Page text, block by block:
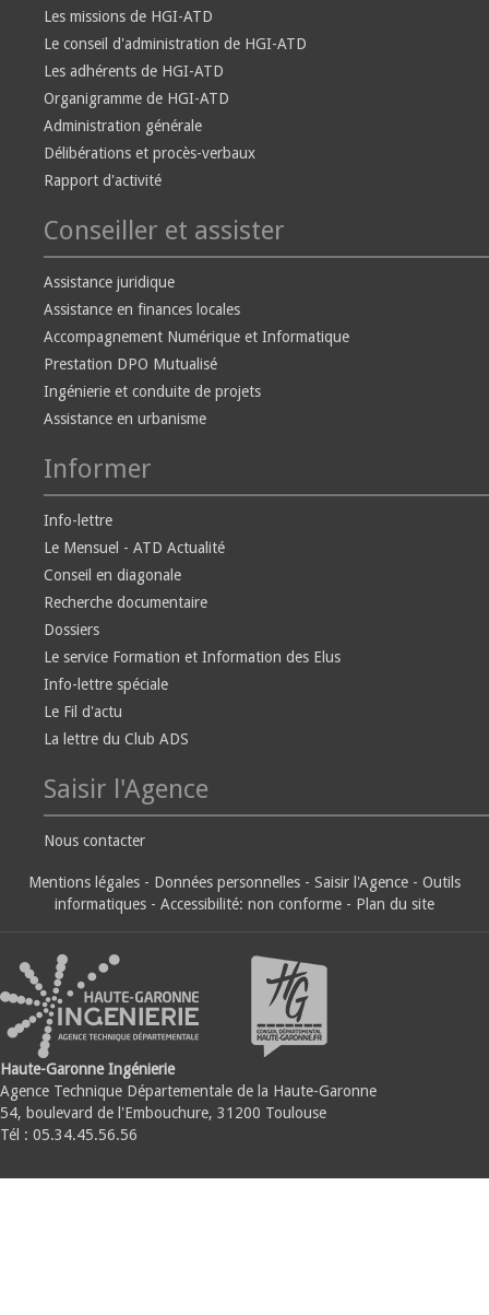
Les missions de HGI-ATD
Le conseil d'administration de HGI-ATD
Les adhérents de HGI-ATD
Organigramme de HGI-ATD
Administration générale
Délibérations et procès-verbaux
Rapport d'activité
Conseiller et assister
Assistance juridique
Assistance en finances locales
Accompagnement Numérique et Informatique
Prestation DPO Mutualisé
Ingénierie et conduite de projets
Assistance en urbanisme
Informer
Info-lettre
Le Mensuel - ATD Actualité
Conseil en diagonale
Recherche documentaire
Dossiers
Le service Formation et Information des Elus
Info-lettre spéciale
Le Fil d'actu
La lettre du Club ADS
Saisir l'Agence
Nous contacter
Mentions légales - Données personnelles - Saisir l'Agence - Outils
informatiques - Accessibilité: non conforme - Plan du site
Haute-Garonne Ingénierie
Agence Technique Départementale de la Haute-Garonne
54, boulevard de l'Embouchure, 31200 Toulouse
Tél : 05.34.45.56.56